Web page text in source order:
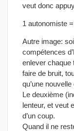
veut donc
1 autonomiste
Autre image:
compétences
enlever chaque
faire de bruit,
qu’une
Le deuxième
lenteur, et veut
d’un coup.
Quand il ne